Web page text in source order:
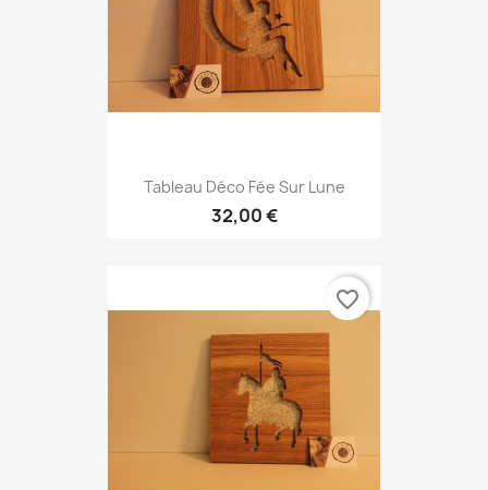
Tableau Déco Fée Sur Lune
32,00 €
favorite_border